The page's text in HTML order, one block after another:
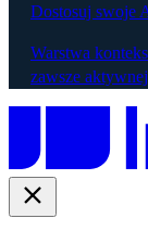
Dostosuj swoje
Warstwa
zawsze